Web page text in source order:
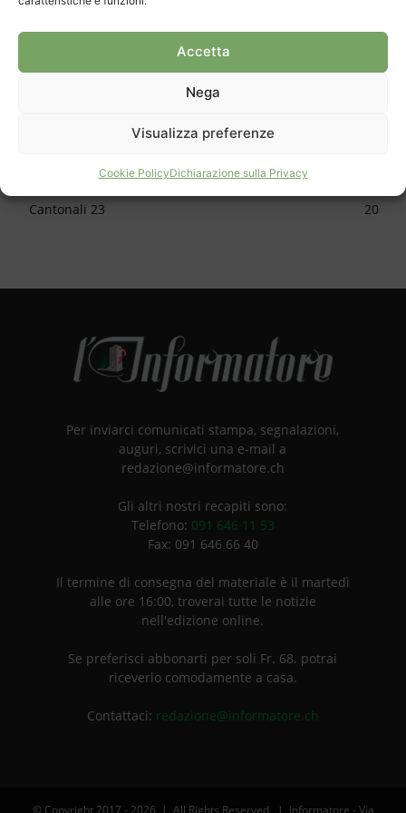
Accetta
Nega
Visualizza preferenze
Cookie PolicyDichiarazione sulla Privacy
CATEGORIE
Cultura
623
Approfondimento
Cantonali 23
20
Per inviarci comunicati stampa, segnalazioni,
auguri, scrivici una e-mail a
redazione@informatore.ch
Gli altri nostri recapiti sono:
Telefono: 091 646 11 53
Fax: 091 646 66 40
Il termine di consegna del materiale è il martedì
alle ore 16:00, troverai tutte le notizie
nell'edizione online.
Se preferisci abbonarti per soli Fr. 68. potrai
riceverlo comodamente a casa.
Contattaci: redazione@informatore.ch
© Copyright 2017 - 2026 | All Rights Reserved | Informatore - Via